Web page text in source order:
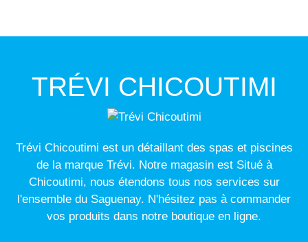
TRÉVI CHICOUTIMI
Trévi Chicoutimi est un détaillant des spas et piscines
de la marque Trévi. Notre magasin est Situé à
Chicoutimi, nous étendons tous nos services sur
l'ensemble du Saguenay. N'hésitez pas à commander
vos produits dans notre boutique en ligne.